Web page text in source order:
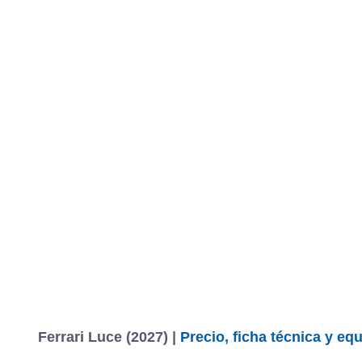
Ferrari Luce (2027) | Precio, ficha técnica y